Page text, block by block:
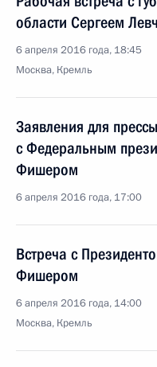
области Сергеем
6 апреля 2016 года, 18:45
Москва, Кремль
Заявления для
с Федеральным
Фишером
6 апреля 2016 года, 17:00
Встреча с
Фишером
6 апреля 2016 года, 14:00
Москва, Кремль